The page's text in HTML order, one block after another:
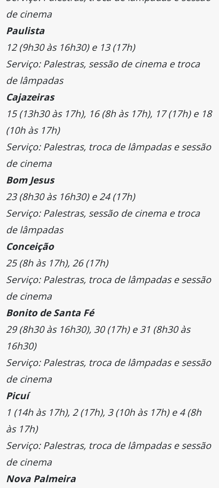
de cinema
Paulista
12 (9h30 às 16h30) e 13 (17h)
Serviço: Palestras, sessão de cinema e troca
de lâmpadas
Cajazeiras
15 (13h30 às 17h), 16 (8h às 17h), 17 (17h) e 18
(10h às 17h)
Serviço: Palestras, troca de lâmpadas e sessão
de cinema
Bom Jesus
23 (8h30 às 16h30) e 24 (17h)
Serviço: Palestras, sessão de cinema e troca
de lâmpadas
Conceição
25 (8h às 17h), 26 (17h)
Serviço: Palestras, troca de lâmpadas e sessão
de cinema
Bonito de Santa Fé
29 (8h30 às 16h30), 30 (17h) e 31 (8h30 às
16h30)
Serviço: Palestras, troca de lâmpadas e sessão
de cinema
Picuí
1 (14h às 17h), 2 (17h), 3 (10h às 17h) e 4 (8h
às 17h)
Serviço: Palestras, troca de lâmpadas e sessão
de cinema
Nova Palmeira